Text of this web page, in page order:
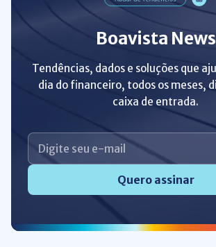
Boavista News
Tendências, dados e soluções que
dia do financeiro, todos os meses,
caixa de entrada.
Quero assinar